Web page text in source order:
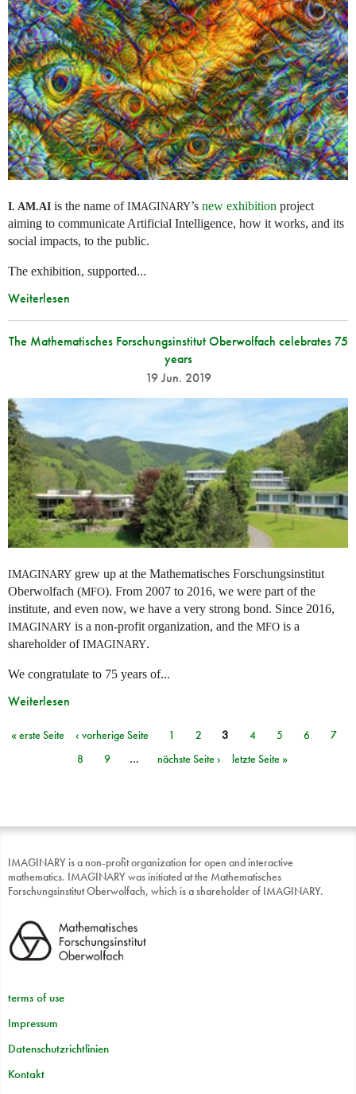
I. AM.AI is the name ofIMAGINARY’s new exhibition project
aiming to communicate Artificial Intelligence, how it works, and its
social impacts, to the public.
The exhibition, supported...
Weiterlesen
The Mathematisches Forschungsinstitut Oberwolfach celebrates 75
years
19 Jun. 2019
IMAGINARY grew up at the Mathematisches Forschungsinstitut
Oberwolfach (MFO). From 2007 to 2016, we were part of the
institute, and even now, we have a very strong bond. Since 2016,
IMAGINARY is a non-profit organization, and the MFO is a
shareholder ofIMAGINARY.
We congratulate to 75 years of...
Weiterlesen
Seiten
« erste Seite ‹ vorherige Seite 1 2 3 4 5 6
7
8
9 … nächste Seite › letzte Seite »
IMAGINARY is a non-profit organization for open and interactive
mathematics. IMAGINARY was initiated at the Mathematisches
Forschungsinstitut Oberwolfach, which is a shareholder of IMAGINARY.
terms of use
Impressum
Datenschutzrichtlinien
Kontakt